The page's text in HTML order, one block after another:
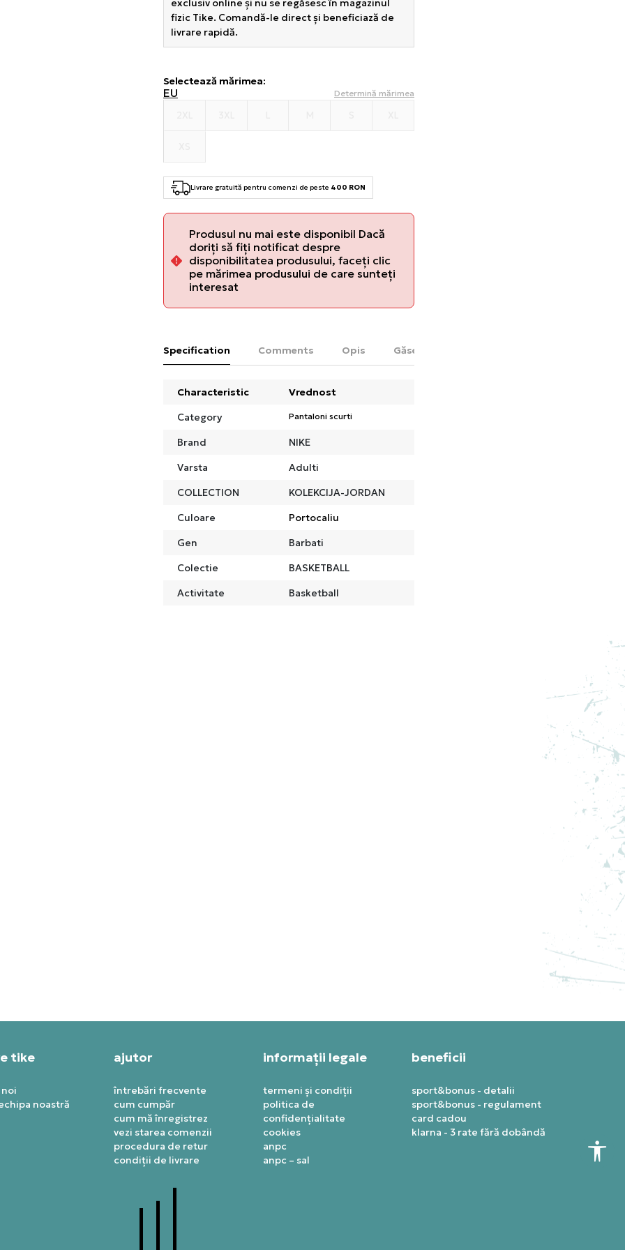
exclusiv online și nu se regăsesc în magazinul
fizic Tike. Comandă-le direct și beneficiază de
livrare rapidă.
Selectează mărimea:
EU Determină mărimea
Livrare gratuită pentru comenzi de peste 400 RON
Produsul nu mai este disponibil Dacă
doriți să fiți notificat despre
disponibilitatea produsului, faceți clic
pe mărimea produsului de care sunteți
interesat
Specification Comments Opis Găsește în magazin
Characteristic
Vrednost
Category
Pantaloni scurti
Brand
NIKE
Varsta
Adulti
COLLECTION
KOLEKCIJA-JORDAN
Culoare
Portocaliu
Gen
Barbati
Colectie
BASKETBALL
Activitate
Basketball
tike
noastră
ajutor
întrebări frecvente
cum cumpăr
cum mă înregistrez
vezi starea comenzii
procedura de retur
condiții de livrare
informații legale
termeni și condiții
politica de
confidențialitate
cookies
anpc
anpc – sal
beneficii
sport&bonus - detalii
sport&bonus - regulament
card cadou
klarna - 3 rate fără dobândă